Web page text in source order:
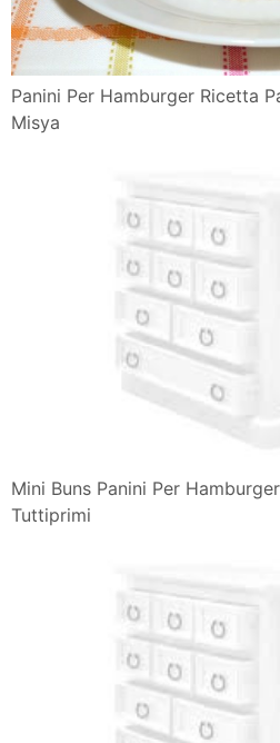
Panini Per Hamburger Ricetta
Misya
Mini Buns Panini Per
Tuttiprimi